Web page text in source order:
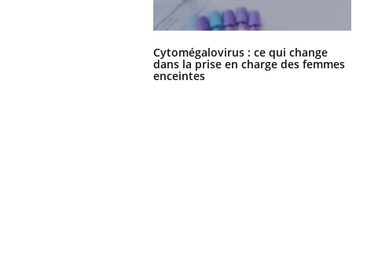
Cytomégalovirus : ce qui change
dans la prise en charge des femmes
enceintes